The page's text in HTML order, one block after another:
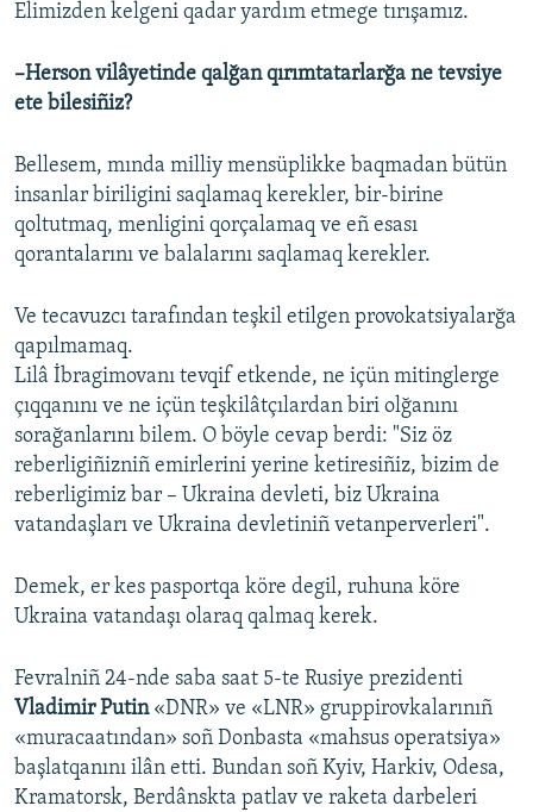
Elimizden kelgeni qadar yardım etmege tırışamız.
–Herson vilâyetinde qalğan qırımtatarlarğa ne tevsiye
ete bilesiñiz?
Bellesem, mında milliy mensüplikke baqmadan bütün
insanlar biriligini saqlamaq kerekler, bir-birine
qoltutmaq, menligini qorçalamaq ve eñ esası
qorantalarını ve balalarını saqlamaq kerekler.
Ve tecavuzcı tarafından teşkil etilgen provokatsiyalarğa
qapılmamaq.
Lilâ İbragimovanı tevqif etkende, ne içün mitinglerge
çıqqanını ve ne içün teşkilâtçılardan biri olğanını
sorağanlarını bilem. O böyle cevap berdi: "Siz öz
reberligiñizniñ emirlerini yerine ketiresiñiz, bizim de
reberligimiz bar – Ukraina devleti, biz Ukraina
vatandaşları ve Ukraina devletiniñ vetanperverleri".
Demek, er kes pasportqa köre degil, ruhuna köre
Ukraina vatandaşı olaraq qalmaq kerek.
Fevralniñ 24-nde saba saat 5-te Rusiye prezidenti
Vladimir Putin«DNR» ve «LNR» gruppirovkalarınıñ
«muracaatından» soñ Donbasta «mahsus operatsiya»
başlatqanını ilân etti. Bundan soñ Kyiv, Harkiv, Odesa,
Kramatorsk, Berdânskta patlav ve raketa darbeleri